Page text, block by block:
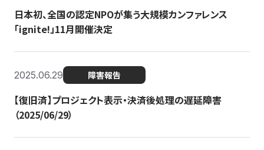
日本初、全国の認定NPOが集う大規模カンファレンス
「ignite!」11月開催決定
2025.06.29 障害報告
【復旧済】プロジェクト表示・決済後処理の遅延障害
（2025/06/29）